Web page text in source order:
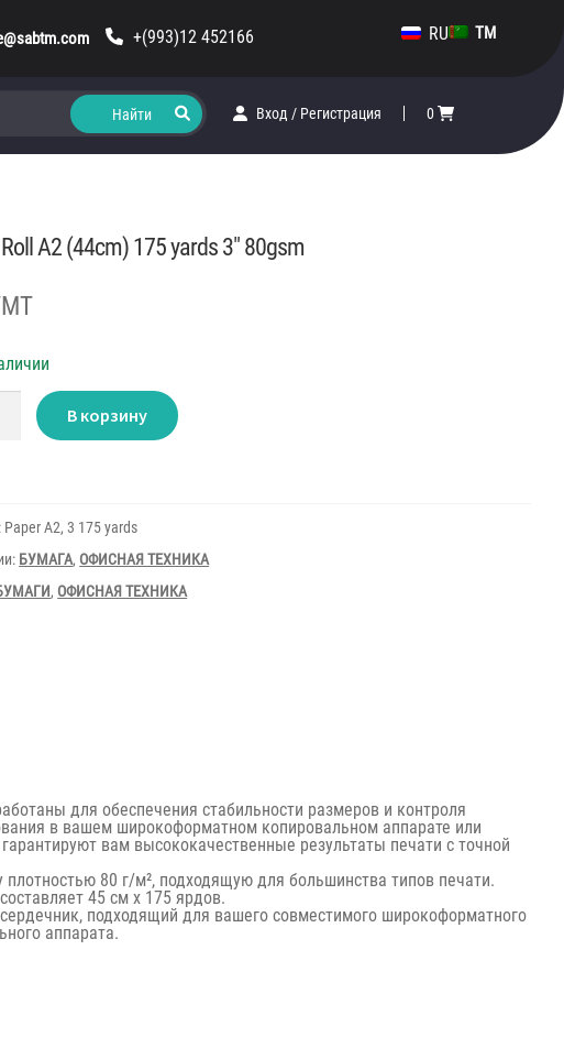
+(993)12 452166 RU TM
Вход / Регистрация 0
A2 (44cm) 175 yards 3″ 80gsm
В корзину
Paper A2, 3 175 yards
БУМАГА, ОФИСНАЯ ТЕХНИКА
, ОФИСНАЯ ТЕХНИКА
для обеспечения стабильности размеров и контроля
в вашем широкоформатном копировальном аппарате или
вам высококачественные результаты печати с точной
80 г/м², подходящую для большинства типов печати.
45 см x 175 ярдов.
подходящий для вашего совместимого широкоформатного
аппарата.